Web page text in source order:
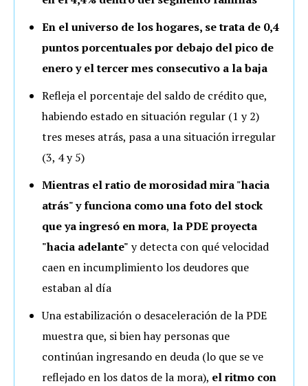
En el universo de los hogares, se trata de 0,4
puntos porcentuales por debajo del pico de
enero y el tercer mes consecutivo a la baja
Refleja el porcentaje del saldo de crédito que,
habiendo estado en situación regular (1 y 2)
tres meses atrás, pasa a una situación irregular
(3, 4 y 5)
Mientras el ratio de morosidad mira "hacia
atrás" y funciona como una foto del stock
que ya ingresó en mora, la PDE proyecta
"hacia adelante" y detecta con qué velocidad
caen en incumplimiento los deudores que
estaban al día
Una estabilización o desaceleración de la PDE
muestra que, si bien hay personas que
continúan ingresando en deuda (lo que se ve
reflejado en los datos de la mora), el ritmo con